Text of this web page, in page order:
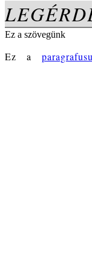
Ez a szövegünk
Ez a